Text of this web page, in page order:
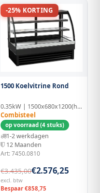
-25% KORTING
1500 Koelvitrine Rond
0.35kW | 1500x680x1200(h)mm
Combisteel
op voorraad (4 stuks)
1-2 werkdagen
12 Maanden
Art: 7450.0810
€3.435,00€2.576,25
excl. btw
Bespaar €858,75